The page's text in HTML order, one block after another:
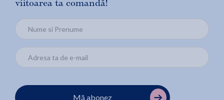
viitoarea ta comandă!
Mă abonez